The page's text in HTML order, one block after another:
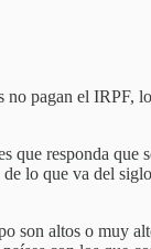
pagan el IRPF,
que responda
lo que va del
son altos o muy